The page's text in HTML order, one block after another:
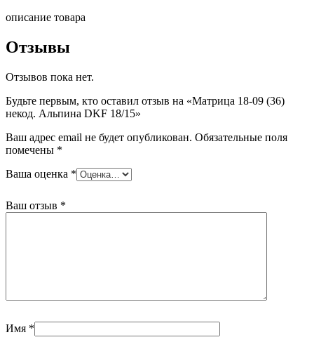
Альпина
18/15
описание товара
Отзывы
Отзывов пока нет.
Будьте первым, кто оставил отзыв на «Матрица 18-09 (36)
некод. Альпина DKF 18/15»
Ваш адрес email не будет опубликован. Обязательные поля
помечены *
Ваша оценка *
Ваш отзыв *
Имя *